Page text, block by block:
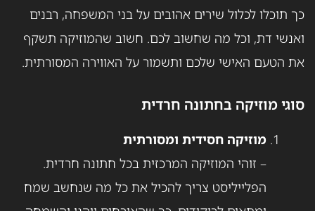
כך תוכלו לכלול שירים אהובים על בני המשפחה, רבנים
ואנשי דת, וכל מה שחשוב לכם. חשוב שהמוזיקה תשקף
את הטעם האישי שלכם ותשמור על האווירה המסורתית.
סוגי מוזיקה בחתונה חרדית
מוזיקה חסידית ומסורתית
– זוהי המוזיקה המרכזית בכל חתונה חרדית.
הפלייליסט צריך להכיל את כל מה שנחשב שמח